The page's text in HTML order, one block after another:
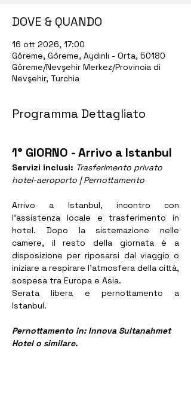
DOVE & QUANDO
16 ott 2026, 17:00
Göreme, Göreme, Aydınlı - Orta, 50180
Göreme/Nevşehir Merkez/Provincia di
Nevşehir, Turchia
Programma Dettagliato
1° GIORNO - Arrivo a Istanbul
Servizi inclusi: Trasferimento privato
hotel-aeroporto | Pernottamento
Arrivo a Istanbul, incontro con
l’assistenza locale e trasferimento in
hotel. Dopo la sistemazione nelle
camere, il resto della giornata è a
disposizione per riposarsi dal viaggio o
iniziare a respirare l’atmosfera della città,
sospesa tra Europa e Asia.
Serata libera e pernottamento a
Istanbul.
Pernottamento in: Innova Sultanahmet
Hotel o similare.